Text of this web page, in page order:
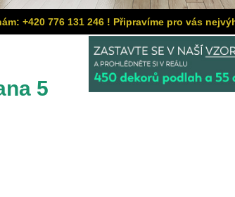
+420 776 131 246 ! Připravíme pro vás
5